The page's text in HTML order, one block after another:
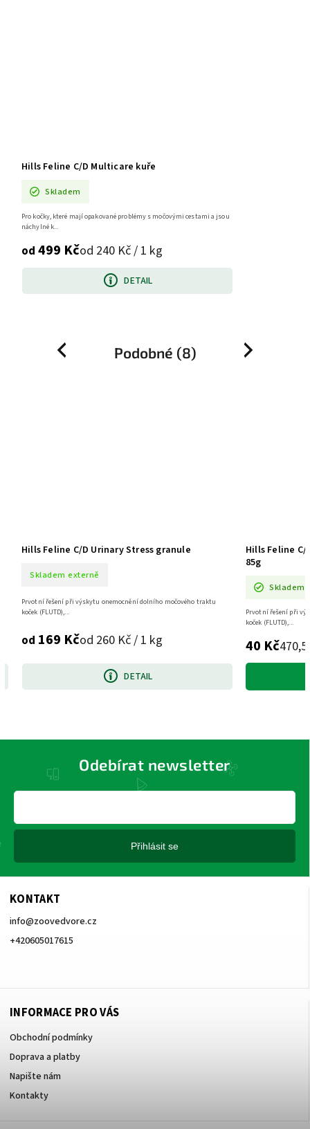
Hills Feline C/D Multicare kuře
Skladem
od 499 Kčod 240 Kč / 1 kg
DETAIL
Pro kočky, které mají opakované problémy s močovými cestami a jsou
náchylné k...
Podobné (8)
Previous
C/D Urinary Stress granule
od 260 Kč / 1 kg
výskytu onemocnění dolního močového traktu
Hills Feline C/D kapsa
470,59 Kč / 1 kg
Prvotní řešení při výskytu onemocnění
Next
KONTAKT
info@zoovedvore.cz
+420605017615
INFORMACE PRO VÁS
Obchodní podmínky
Doprava a platby
Napište nám
Kontakty
Odebírat newsletter
Přihlásit se